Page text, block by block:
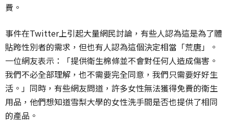
費。
事件在Twitter上引起大量網民討論，有些人認為這是為了體
貼跨性別者的需求，但也有人認為這個決定相當「荒唐」。
一位網友表示：「提供衛生棉條並不會對任何人造成傷害。
我們不必全部理解，也不需要完全同意，我們只需要好好生
活。」同時，有些網友問道，許多女性無法獲得免費的衛生
用品，他們想知道雪梨大學的女性洗手間是否也提供了相同
的產品。